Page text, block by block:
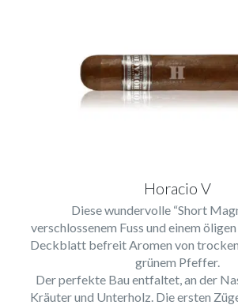
Horacio V
Diese wundervolle “Short
verschlossenem Fuss und einem
Deckblatt befreit Aromen von
grünem Pfeffer.
Der perfekte Bau entfaltet, an der
Kräuter und Unterholz. Die ersten